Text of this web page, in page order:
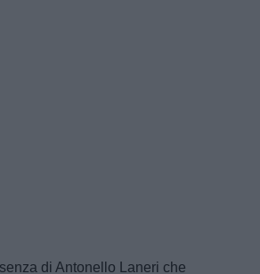
di Antonello Laneri che